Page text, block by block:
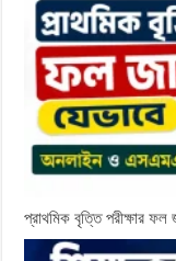
প্রাথমিক বৃত্তি পরীক্ষার